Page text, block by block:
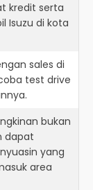
kredit serta
Isuzu di kota
sales di
test drive
bukan
dapat
yang
area